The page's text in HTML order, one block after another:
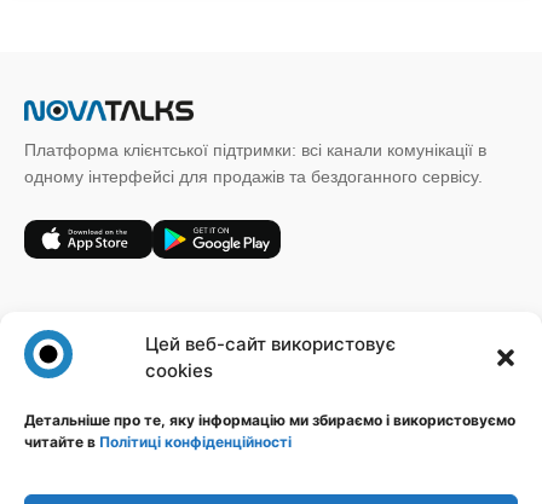
Цей веб-сайт використовує
cookies
Детальніше про те, яку інформацію ми збираємо і використовуємо
читайте в Політиці конфіденційності
Платформа клієнтської підтримки: всі канали комунікації в
одному інтерфейсі для продажів та бездоганного сервісу.
sales@novatalks.com.ua
Форма зворотного зв'язку
Правова інформація